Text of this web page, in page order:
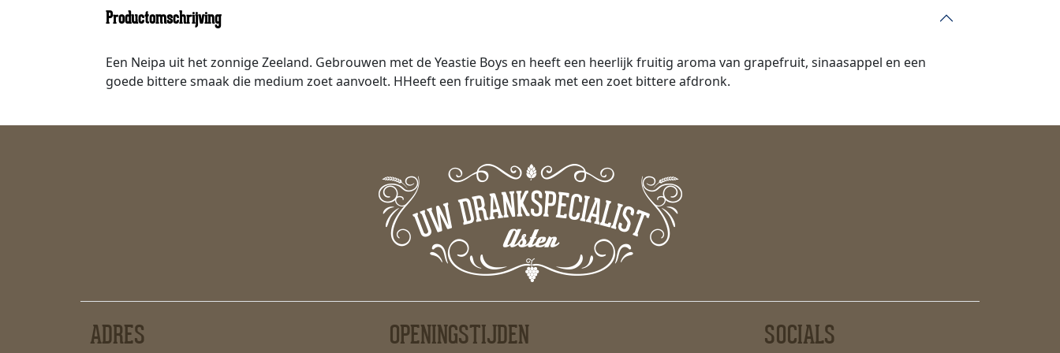
Productomschrijving
Een Neipa uit het zonnige Zeeland. Gebrouwen met de Yeastie Boys en heeft een heerlijk fruitig aroma van grapefruit, sinaasappel en een
goede bittere smaak die medium zoet aanvoelt. HHeeft een fruitige smaak met een zoet bittere afdronk.
ADRES OPENINGSTIJDEN SOCIALS